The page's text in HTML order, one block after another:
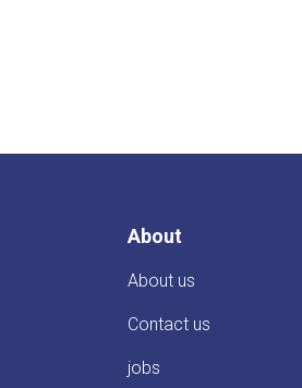
About
About us
Contact us
jobs